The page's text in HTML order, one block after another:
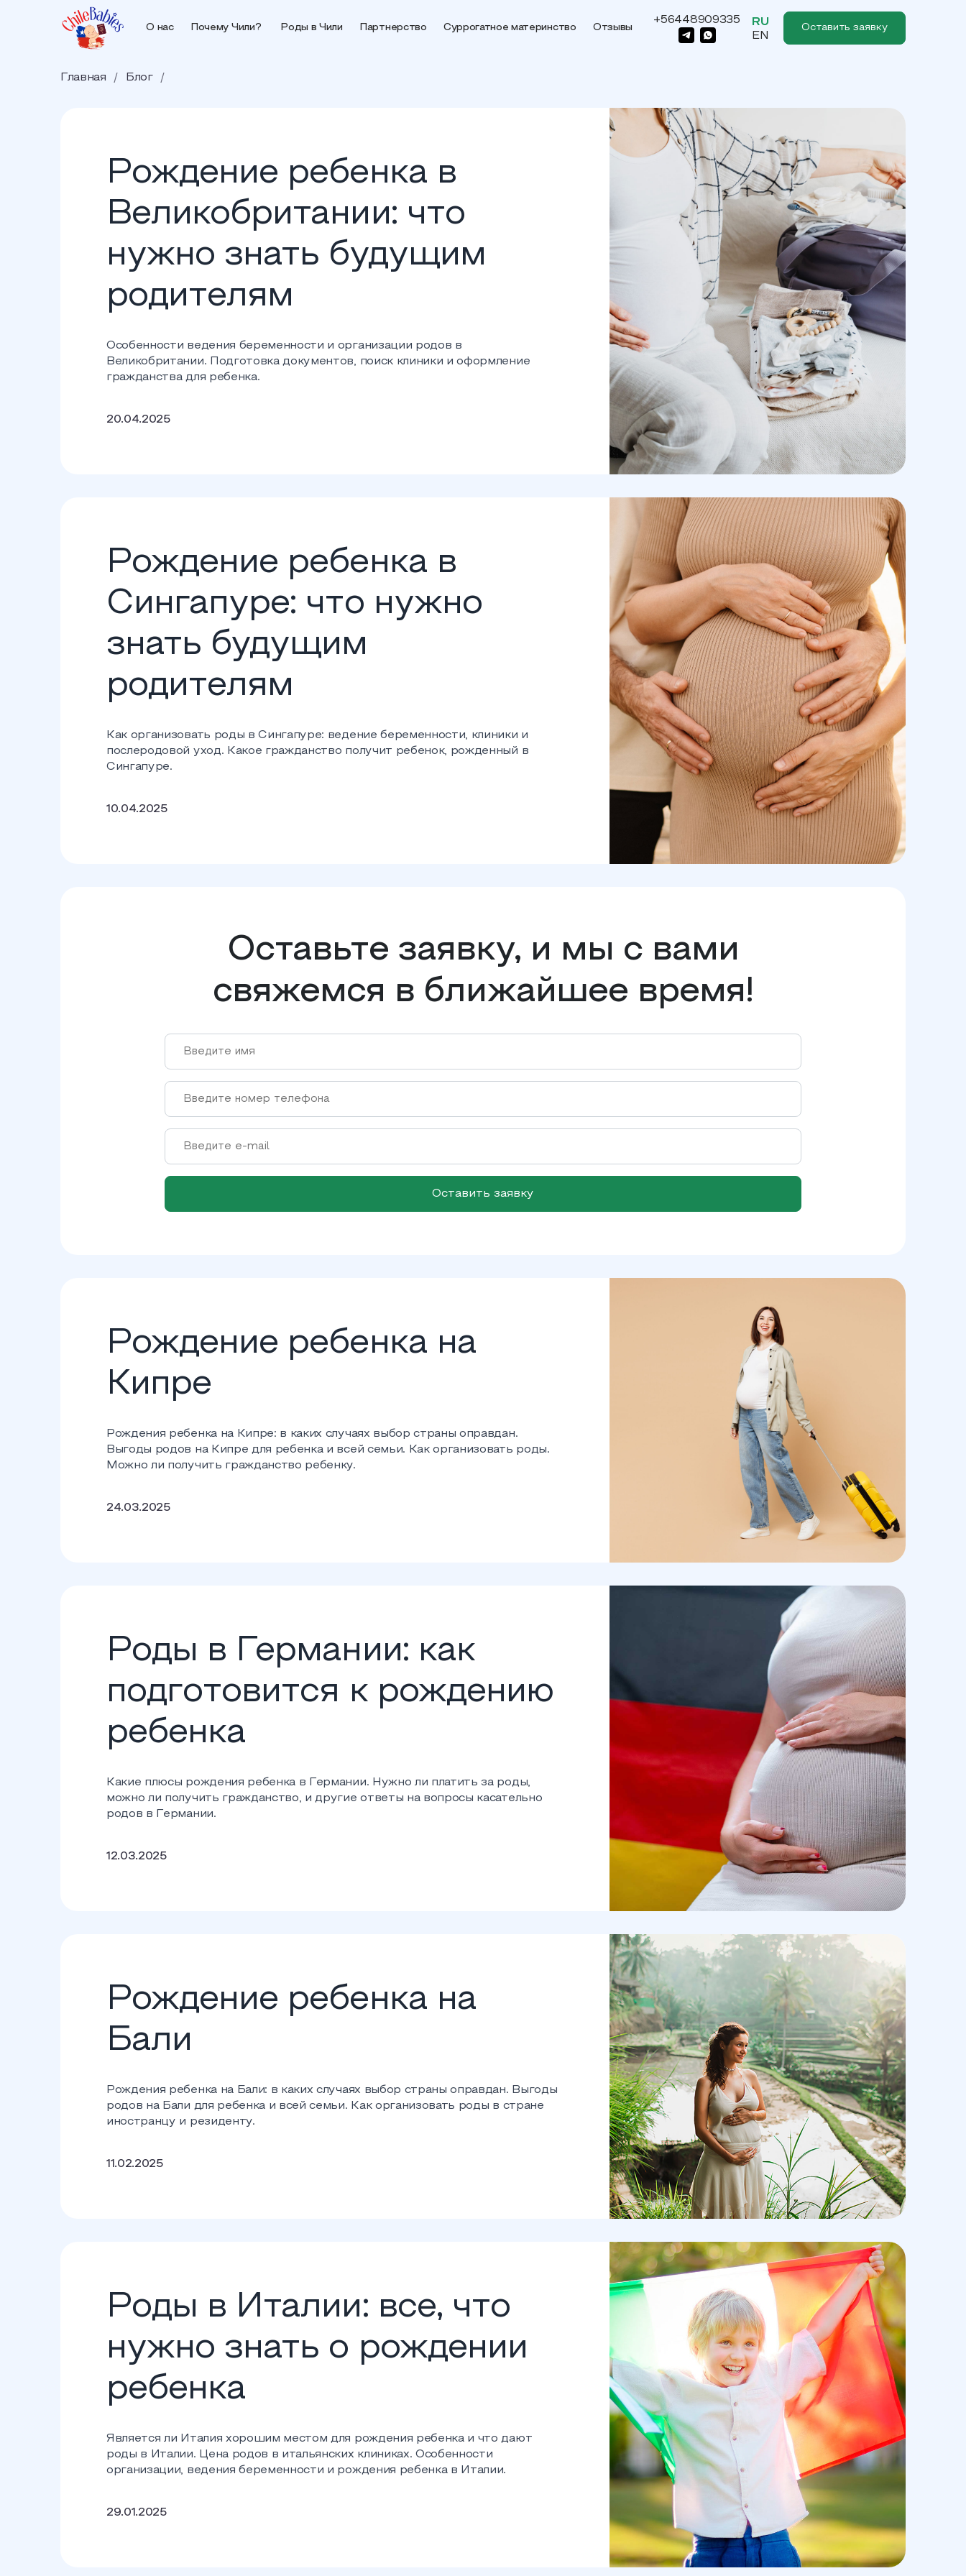
О нас Почему Чили? Роды в Чили Партнерство Суррогатное материнство Отзывы
+56448909335
RU
EN
Оставить заявку
Главная / Блог /
Рождение ребенка в
Великобритании: что
нужно знать будущим
родителям
Особенности ведения беременности и организации родов в
Великобритании. Подготовка документов, поиск клиники и оформление
гражданства для ребенка.
20.04.2025
Рождение ребенка в
Сингапуре: что нужно
знать будущим
родителям
Как организовать роды в Сингапуре: ведение беременности, клиники и
послеродовой уход. Какое гражданство получит ребенок, рожденный в
Сингапуре.
10.04.2025
Оставьте заявку, и мы с вами
свяжемся в ближайшее время!
Оставить заявку
Рождение ребенка на
Кипре
Рождения ребенка на Кипре: в каких случаях выбор страны оправдан.
Выгоды родов на Кипре для ребенка и всей семьи. Как организовать роды.
Можно ли получить гражданство ребенку.
24.03.2025
Роды в Германии: как
подготовится к рождению
ребенка
Какие плюсы рождения ребенка в Германии. Нужно ли платить за роды,
можно ли получить гражданство, и другие ответы на вопросы касательно
родов в Германии.
12.03.2025
Рождение ребенка на
Бали
Рождения ребенка на Бали: в каких случаях выбор страны оправдан. Выгоды
родов на Бали для ребенка и всей семьи. Как организовать роды в стране
иностранцу и резиденту.
11.02.2025
Роды в Италии: все, что
нужно знать о рождении
ребенка
Является ли Италия хорошим местом для рождения ребенка и что дают
роды в Италии. Цена родов в итальянских клиниках. Особенности
организации, ведения беременности и рождения ребенка в Италии.
29.01.2025